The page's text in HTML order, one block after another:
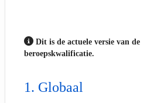
Dit is de actuele versie van de
beroepskwalificatie.
Globaal